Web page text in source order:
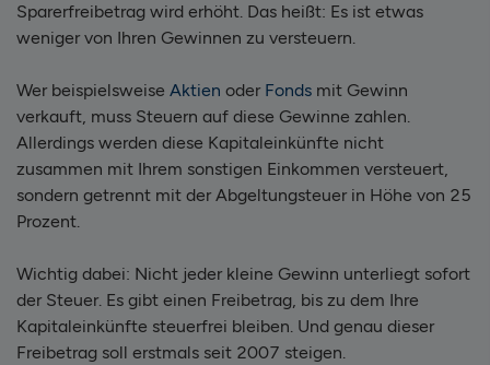
Sparerfreibetrag wird erhöht. Das heißt: Es ist etwas
weniger von Ihren Gewinnen zu versteuern.
Wer beispielsweise Aktien oder Fonds mit Gewinn
verkauft, muss Steuern auf diese Gewinne zahlen.
Allerdings werden diese Kapitaleinkünfte nicht
zusammen mit Ihrem sonstigen Einkommen versteuert,
sondern getrennt mit der Abgeltungsteuer in Höhe von 25
Prozent.
Wichtig dabei: Nicht jeder kleine Gewinn unterliegt sofort
der Steuer. Es gibt einen Freibetrag, bis zu dem Ihre
Kapitaleinkünfte steuerfrei bleiben. Und genau dieser
Freibetrag soll erstmals seit 2007 steigen.